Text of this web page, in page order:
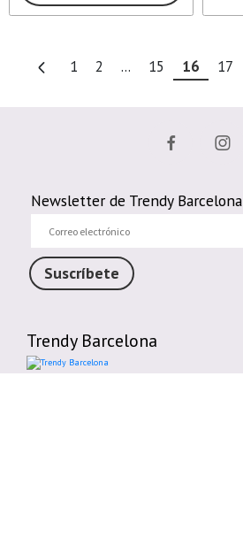
1 2 ... 15 16 17
Newsletter de Trendy Barcelona
electrónico
Suscríbete
Trendy Barcelona